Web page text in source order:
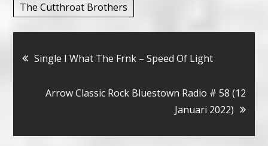
The Cutthroat Brothers
Bericht
navigatie
Single I What The Frnk – Speed Of Light
Arrow Classic Rock Bluestown Radio # 58 (12
Januari 2022)